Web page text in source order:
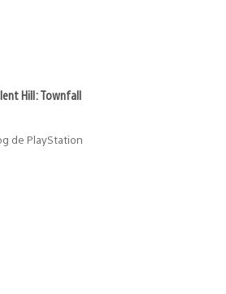
Hill: Townfall
de PlayStation